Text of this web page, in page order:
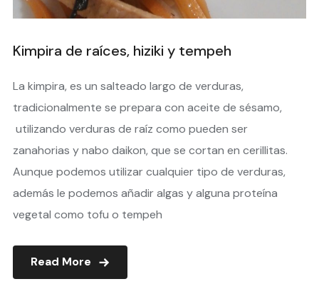
Kimpira de raíces, hiziki y tempeh
La kimpira, es un salteado largo de verduras,
tradicionalmente se prepara con aceite de sésamo,
utilizando verduras de raíz como pueden ser
zanahorias y nabo daikon, que se cortan en cerillitas.
Aunque podemos utilizar cualquier tipo de verduras,
además le podemos añadir algas y alguna proteína
vegetal como tofu o tempeh
Read More